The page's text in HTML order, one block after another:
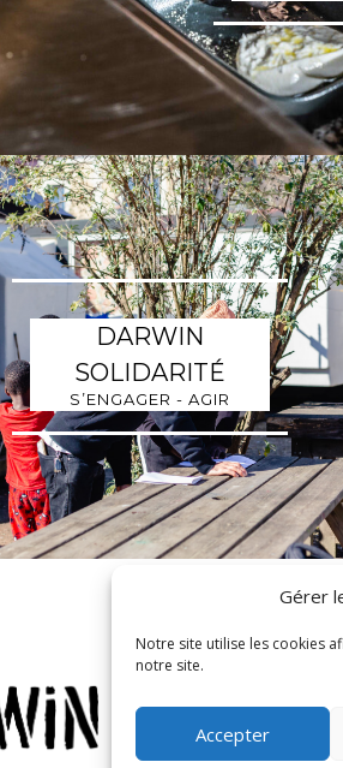
Gérer
Notre site utilise les cookies
notre site.
Accepter
DARWIN
SOLIDARITÉ
S’ENGAGER - AGIR